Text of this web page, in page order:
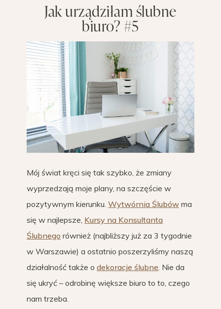
Jak urządziłam ślubne
biuro? #5
Mój świat kręci się tak szybko, że zmiany
wyprzedzają moje plany, na szczęście w
pozytywnym kierunku. Wytwórnia Ślubów ma
się w najlepsze, Kursy na Konsultanta
Ślubnego również (najbliższy już za 3 tygodnie
w Warszawie) a ostatnio poszerzyliśmy naszą
działalność także o dekoracje ślubne. Nie da
się ukryć – odrobinę większe biuro to to, czego
nam trzeba.